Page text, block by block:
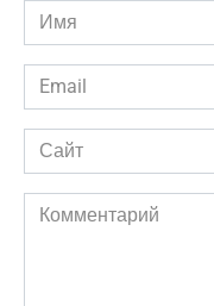
Имя
*
Email
*
Сайт
Комментарий